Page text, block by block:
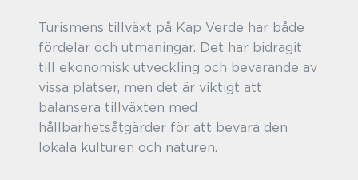
Turismens tillväxt på Kap Verde har både
fördelar och utmaningar. Det har bidragit
till ekonomisk utveckling och bevarande av
vissa platser, men det är viktigt att
balansera tillväxten med
hållbarhetsåtgärder för att bevara den
lokala kulturen och naturen.